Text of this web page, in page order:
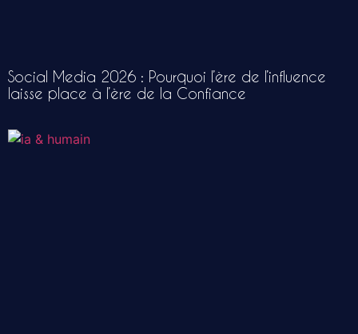
Social Media 2026 : Pourquoi l’ère de l’influence
laisse place à l’ère de la Confiance